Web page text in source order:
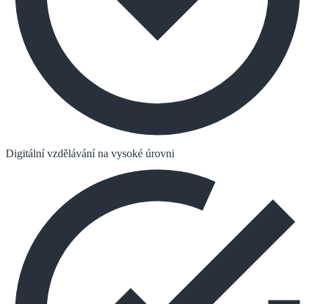
Digitální vzdělávání na vysoké úrovni